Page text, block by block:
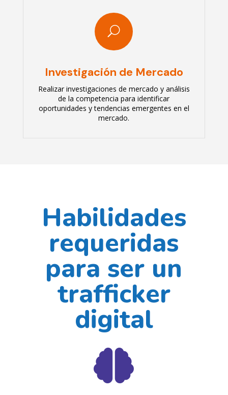
U
Investigación de Mercado
Realizar investigaciones de mercado y análisis
de la competencia para identificar
oportunidades y tendencias emergentes en el
mercado.
Habilidades
requeridas
para ser un
trafficker
digital
